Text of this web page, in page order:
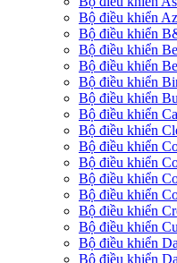
Bộ điều khiển
Bộ điều khiển
Bộ điều khiển
Bộ điều khiển
Bộ điều khiển
Bộ điều khiển
Bộ điều khiển
Bộ điều khiển
Bộ điều khiển
Bộ điều khiển
Bộ điều khiển
Bộ điều khiển
Bộ điều khiển
Bộ điều khiển
Bộ điều khiển
Bộ điều khiển